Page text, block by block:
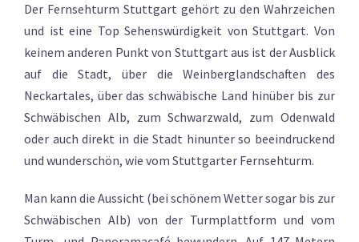
Der Fernsehturm Stuttgart gehört zu den Wahrzeichen
und ist eine Top Sehenswürdigkeit von Stuttgart. Von
keinem anderen Punkt von Stuttgart aus ist der Ausblick
auf die Stadt, über die Weinberglandschaften des
Neckartales, über das schwäbische Land hinüber bis zur
Schwäbischen Alb, zum Schwarzwald, zum Odenwald
oder auch direkt in die Stadt hinunter so beeindruckend
und wunderschön, wie vom Stuttgarter Fernsehturm.
Man kann die Aussicht (bei schönem Wetter sogar bis zur
Schwäbischen Alb) von der Turmplattform und vom